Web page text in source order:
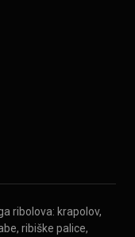
ribolova: krapolov,
ribiške palice,